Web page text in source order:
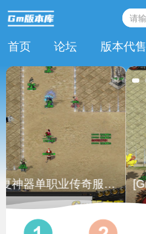
首页 论坛 版本代售